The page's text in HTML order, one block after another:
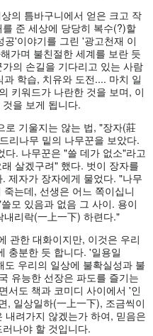
의 틈바구니에서 얻은 크고 작
준 세상에 당당히 복수(?)할
'이야기를 그린 '광고천재 이
가며 불친절한 세계를 보란 듯
의 손길을 기다리고 있는 사람
학습, 치유와 도전.... 마치 일
키워드가 나란한 것을 보며, 이
을 보게 됩니다.
로 기울지는 않는 법, "장자(莊
리나무 밑의 나무꾼을 보았다.
. 나무꾼은 "쓸 데가 없소"라고
살겠구려" 했다. 벗이 장자를
제자가 장자에게 물었다. "나무
는데, 선생은 어느 쪽이십니
모 있음과 없음 그 사이. 용이
리락(一上一下) 하련다."
관한 대화이지만, 이것은 우리
충분한 듯 합니다. '일용일
우리의 일상에 불확실성과 불
유능한 선장은 파도를 즐기는
서도 책과 코미디 사이에서 '인
, 일상일하(一上一下), 조금씩이
려가지 않겠는가 하여, 믿음은
나야 할 것입니다.